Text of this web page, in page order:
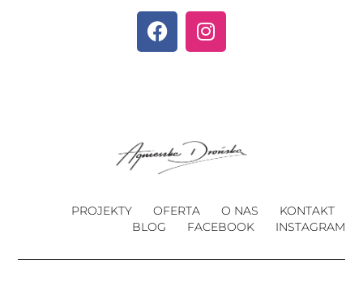
PROJEKTY OFERTA O NAS
KONTAKT
BLOG
FACEBOOK INSTAGRAM